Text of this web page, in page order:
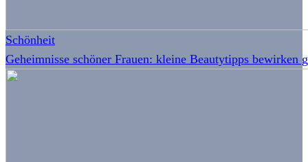
Schönheit
Geheimnisse schöner Frauen: kleine Beautytipps bewirken